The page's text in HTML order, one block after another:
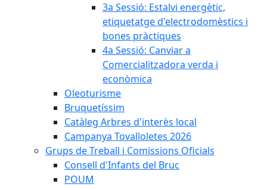
3a Sessió: Estalvi energètic,
etiquetatge d'electrodomèstics i
bones pràctiques
4a Sessió: Canviar a
Comercialitzadora verda i
econòmica
Oleoturisme
Bruquetíssim
Catàleg Arbres d'interès local
Campanya Tovalloletes 2026
Grups de Treball i Comissions Oficials
Consell d'Infants del Bruc
POUM